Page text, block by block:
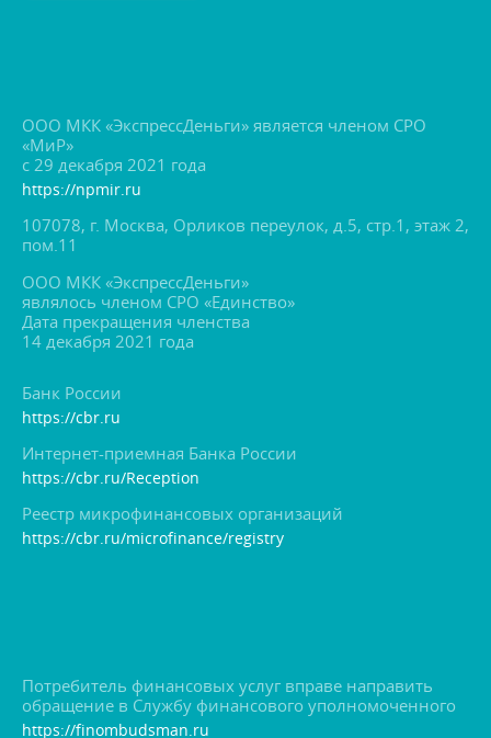
ООО МКК «ЭкспрессДеньги» является членом СРО
«МиР»
с 29 декабря 2021 года
https://npmir.ru
107078, г. Москва, Орликов переулок, д.5, стр.1, этаж 2,
пом.11
ООО МКК «ЭкспрессДеньги»
являлось членом СРО «Единство»
Дата прекращения членства
14 декабря 2021 года
Банк России
https://cbr.ru
Интернет-приемная Банка России
https://cbr.ru/Reception
Реестр микрофинансовых организаций
https://cbr.ru/microfinance/registry
Потребитель финансовых услуг вправе направить
обращение в Службу финансового уполномоченного
https://finombudsman.ru